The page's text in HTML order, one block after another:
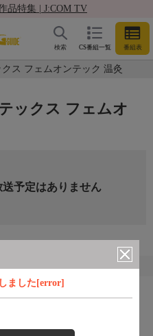
品特集 | J:COM TV
CS番組一覧 番組表
検索
ス フェムオンテック 温灸
ました[error]
ックス フェムオ
送予定はありません